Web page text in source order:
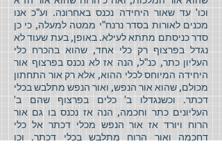
וכו' עד שאור היחידה נכנס באחרונה. וע"כ אנו
מכנים לאורות בסדר נרנח"י ממטה למעלה, כי כן
סדר כניסתם מתתא לעילא. באופן, בעת שעוד לא
נגדל בפרצוף רק כלי אחד, שהוא בהכרח כלי
העליון כתר, כנ"ל, הנה אז לא נכנס בפרצוף אור
היחידה המיוחס לכלי ההוא, אלא רק אור התחתון
מכולם, שהוא אור הנפש, ואור הנפש מתלבש בכלי
דכתר. וכשנגדלו ב' כלים בפרצוף שהם ב'
העליונים כתר וחכמה, הנה אז נכנס בו גם אור
הרוח ויורד אז אור הנפש מכלי דכתר אל כלי
דחכמה ואור הרוח מתלבש בכלי דכתר. וכן